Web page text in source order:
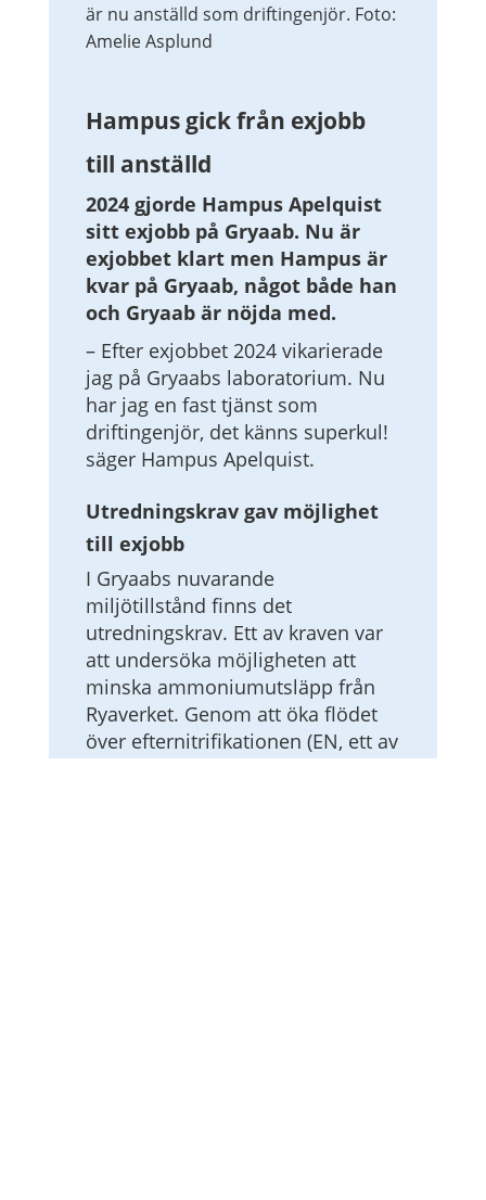
är nu anställd som driftingenjör. Foto:
Amelie Asplund
Hampus gick från exjobb
till anställd
2024 gjorde Hampus Apelquist
sitt exjobb på Gryaab. Nu är
exjobbet klart men Hampus är
kvar på Gryaab, något både han
och Gryaab är nöjda med.
– Efter exjobbet 2024 vikarierade
jag på Gryaabs laboratorium. Nu
har jag en fast tjänst som
driftingenjör, det känns superkul!
säger Hampus Apelquist.
Utredningskrav gav möjlighet
till exjobb
I Gryaabs nuvarande
miljötillstånd finns det
utredningskrav. Ett av kraven var
att undersöka möjligheten att
minska ammoniumutsläpp från
Ryaverket. Genom att öka flödet
över efternitrifikationen (EN, ett av